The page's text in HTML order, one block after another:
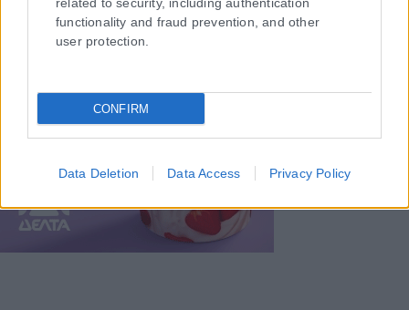
functionality and fraud prevention, and other
user protection.
CONFIRM
Data Deletion Data Access Privacy Policy